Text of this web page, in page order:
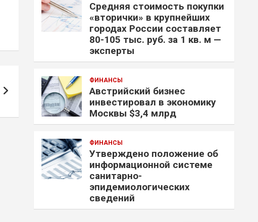
Средняя стоимость покупки
«вторички» в крупнейших
городах России составляет
80-105 тыс. руб. за 1 кв. м —
эксперты
ФИНАНСЫ
Австрийский бизнес
инвестировал в экономику
Москвы $3,4 млрд
ФИНАНСЫ
Утверждено положение об
информационной системе
санитарно-
эпидемиологических
сведений